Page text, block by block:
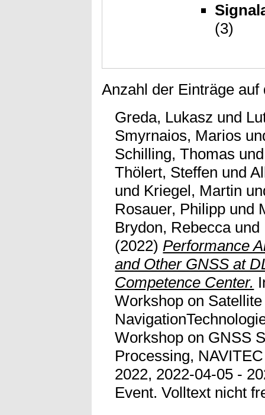
(3)
Anzahl der Einträge
Greda, Lukasz und
Smyrnaios, Marios
Schilling, Thomas
Thölert, Steffen und
und Kriegel, Martin
Rosauer, Philipp und
Brydon, Rebeccaund
(2022)Performance
and Other GNSS at
Competence Center.
Workshop on Satellite
Workshop on GNSS
Processing,
2022, 2022-04-05 -
Event. Volltext nicht